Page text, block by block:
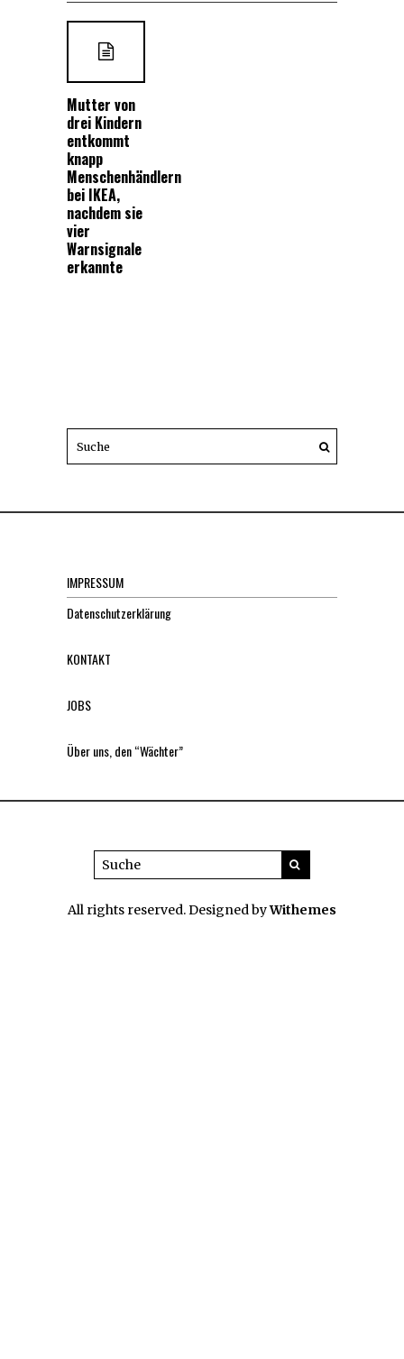
Mutter von
drei Kindern
entkommt
knapp
Menschenhändlern
bei IKEA,
nachdem sie
vier
Warnsignale
erkannte
IMPRESSUM
Datenschutzerklärung
KONTAKT
JOBS
Über uns, den “Wächter”
All rights reserved. Designed byWithemes